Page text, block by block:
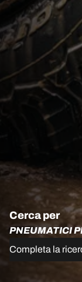
Cerca per
PNEUMATICI
Completa la